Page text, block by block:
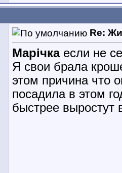
Re:
Марічкаесли не
Я свои брала
этом причина что
посадила в этом
быстрее